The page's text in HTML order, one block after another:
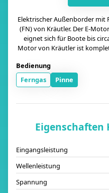
Elektrischer Außenborder
(FN) von Kräutler. Der E-
eignet sich für Boote bis
Motor von Kräutler ist
Bedienung
Ferngas
Pinne
Eigenschaften
Eingangsleistung
Wellenleistung
Spannung